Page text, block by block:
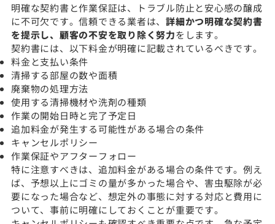
明確な契約書と作業保証は、トラブル防止と安心感の醸成
に不可欠です。信頼できる業者は、 詳細かつ明確な契約書
を提示し、顧客の不安を取り除く努力をします。
契約書には、以下料金が明確に記載されているべきです。
料金と支払い条件
清掃する部屋の数や面積
廃棄物の処理方法
使用する清掃機材や洗剤の種類
作業の開始日時と完了予定日
追加料金が発生する可能性がある場合の条件
キャンセルポリシー
作業保証やアフターフォロー
特に注意すべきは、追加料金がある場合の条件です。例え
ば、予想以上にゴミの量が多かった場合や、害虫駆除が必
要になった場合など、想定外の事態に対する対応と費用に
ついて、事前に明確にしておくことが重要です。